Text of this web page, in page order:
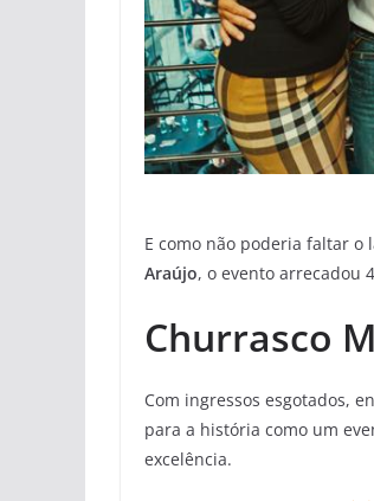
E como não poderia faltar
Araújo, o evento arrecadou
Churrasco
Com ingressos esgotados,
para a história como um
excelência.